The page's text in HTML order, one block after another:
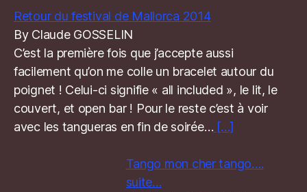
Retour du festival de Mallorca 2014
By Claude GOSSELIN
C’est la première fois que j’accepte aussi
facilement qu’on me colle un bracelet autour du
poignet ! Celui-ci signifie « all included », le lit, le
couvert, et open bar ! Pour le reste c’est à voir
avec les tangueras en fin de soirée… […]
Tango mon cher tango….
suite…